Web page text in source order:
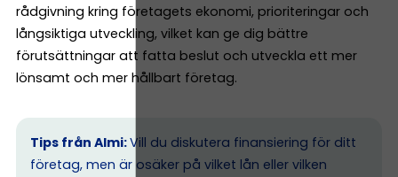
rådgivning kring företagets ekonomi, prioriteringar och
långsiktiga utveckling, vilket kan ge dig bättre
förutsättningar att fatta beslut och utveckla ett mer
lönsamt och mer hållbart företag.
Tips från Almi:Vill du diskutera finansiering för ditt
företag, men är osäker på vilket lån eller vilken